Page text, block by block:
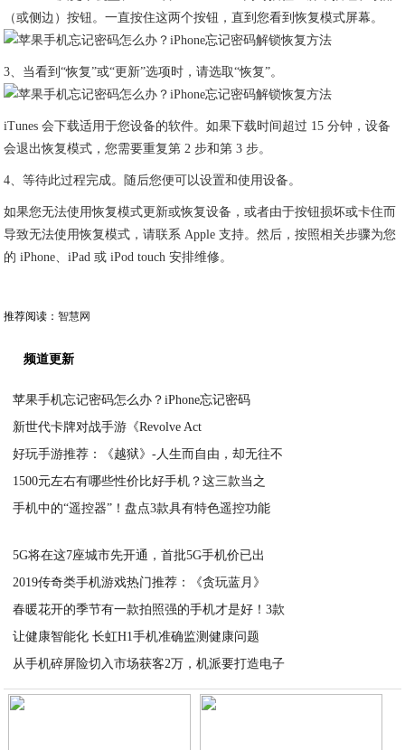
（或侧边）按钮。一直按住这两个按钮，直到您看到恢复模式屏幕。
3、当看到“恢复”或“更新”选项时，请选取“恢复”。
iTunes 会下载适用于您设备的软件。如果下载时间超过 15 分钟，设备
会退出恢复模式，您需要重复第 2 步和第 3 步。
4、等待此过程完成。随后您便可以设置和使用设备。
如果您无法使用恢复模式更新或恢复设备，或者由于按钮损坏或卡住而
导致无法使用恢复模式，请联系 Apple 支持。然后，按照相关步骤为您
的 iPhone、iPad 或 iPod touch 安排维修。
推荐阅读：智慧网
频道更新
苹果手机忘记密码怎么办？iPhone忘记密码
新世代卡牌对战手游《Revolve Act
好玩手游推荐：《越狱》-人生而自由，却无往不
1500元左右有哪些性价比好手机？这三款当之
手机中的“遥控器”！盘点3款具有特色遥控功能
5G将在这7座城市先开通，首批5G手机价已出
2019传奇类手机游戏热门推荐：《贪玩蓝月》
春暖花开的季节有一款拍照强的手机才是好！3款
让健康智能化 长虹H1手机准确监测健康问题
从手机碎屏险切入市场获客2万，机派要打造电子
2020-05-20